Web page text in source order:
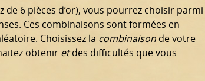
6 pièces d’or), vous pourrez choisir parmi
Ces combinaisons sont formées en
Choisissez la combinaison de votre
obtenir etdes difficultés que vous